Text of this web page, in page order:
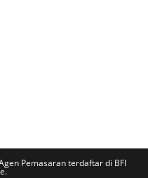
Pemasaran terdaftar di BFI